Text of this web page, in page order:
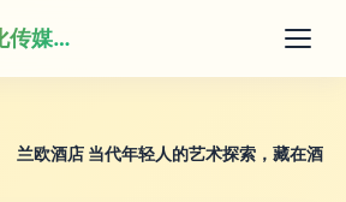
洛阳雅承影视文化传媒有限公司
兰欧酒店 当代年轻人的艺术探索，藏在酒